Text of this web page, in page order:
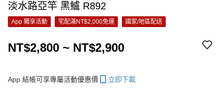
淡水路亞竿 黑鱸 R892
App 獨享活動 宅配滿NT$2,000免運 國家/地區配送
NT$2,800 ~ NT$2,900
App 結帳可享專屬活動優惠價 立即下載